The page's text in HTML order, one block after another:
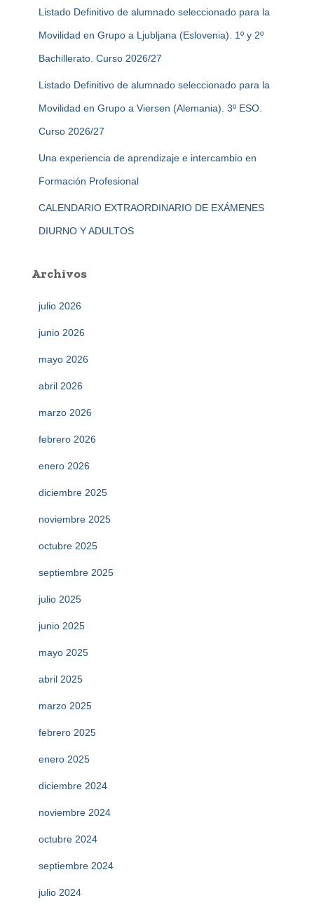
Listado Definitivo de alumnado seleccionado para la
Movilidad en Grupo a Ljubljana (Eslovenia). 1º y 2º
Bachillerato. Curso 2026/27
Listado Definitivo de alumnado seleccionado para la
Movilidad en Grupo a Viersen (Alemania). 3º ESO.
Curso 2026/27
Una experiencia de aprendizaje e intercambio en
Formación Profesional
CALENDARIO EXTRAORDINARIO DE EXÁMENES
DIURNO Y ADULTOS
Archivos
julio 2026
junio 2026
mayo 2026
abril 2026
marzo 2026
febrero 2026
enero 2026
diciembre 2025
noviembre 2025
octubre 2025
septiembre 2025
julio 2025
junio 2025
mayo 2025
abril 2025
marzo 2025
febrero 2025
enero 2025
diciembre 2024
noviembre 2024
octubre 2024
septiembre 2024
julio 2024